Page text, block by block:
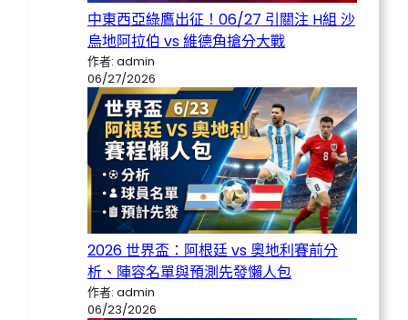
中東西亞綠鷹出征！06/27 引關注 H組 沙
烏地阿拉伯 vs 維德角搶分大戰
作者: admin
06/27/2026
2026 世界盃：阿根廷 vs 奧地利賽前分
析、陣容名單與預測先發懶人包
作者: admin
06/23/2026